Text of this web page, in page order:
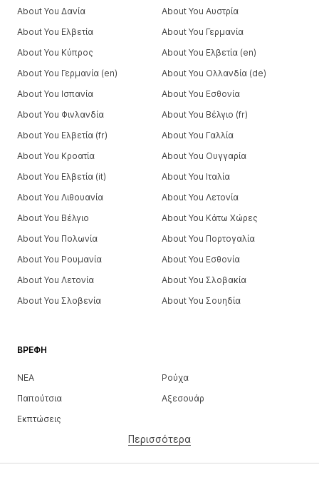
ΒΡΈΦΗ
ΝΕΑ
Ρούχα
Παπούτσια
Αξεσουάρ
Εκπτώσεις
Περισσότερα
About You Δανία
About You Αυστρία
About You Ελβετία
About You Γερμανία
About You Κύπρος
About You Ελβετία (en)
About You Γερμανία (en)
About You Ολλανδία (de)
About You Ισπανία
About You Εσθονία
About You Φινλανδία
About You Βέλγιο (fr)
About You Ελβετία (fr)
About You Γαλλία
About You Κροατία
About You Ουγγαρία
About You Ελβετία (it)
About You Ιταλία
About You Λιθουανία
About You Λετονία
About You Βέλγιο
About You Κάτω Χώρες
About You Πολωνία
About You Πορτογαλία
About You Ρουμανία
About You Εσθονία
About You Λετονία
About You Σλοβακία
About You Σλοβενία
About You Σουηδία